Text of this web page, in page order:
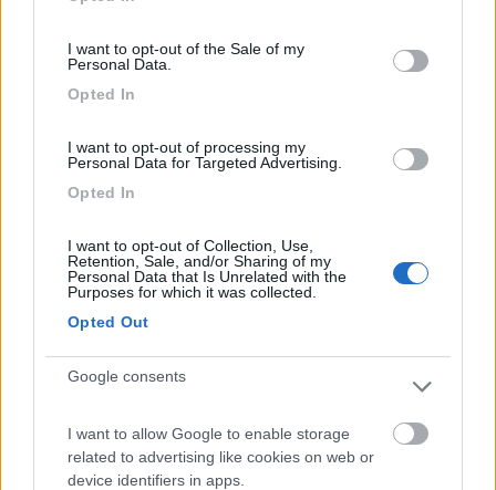
use your data for below specified purposes in below Google
I want to opt-out of the Sale of my
Personal Data.
Opted In
I want to opt-out of processing my
Personal Data for Targeted Advertising.
Opted In
I want to opt-out of Collection, Use,
Retention, Sale, and/or Sharing of my
Personal Data that Is Unrelated with the
Purposes for which it was collected.
Opted Out
Google consents
I want to allow Google to enable storage
related to advertising like cookies on web or
device identifiers in apps.
Anch’io avrei intenzione di fermarmi per una notte per poi visitare la città
un giorno solo, in seguito. Particolare importante il mio é un MH di 7,5 m.
Verosimilmente durante il ponte di S. Ambrogio. Graziie
Francia che quando viene a trovarmi parcheggia IKEA dentro
dietro a ingresso tranquillo fai una camminatina e prendi BUS
Lbor
604
Inserito il08/12/2023
In risposta al messaggio diex camionarodel22/11/2023alle15:04:41
ho un amicone di mia moglie TOSCANACCIO abitante da anni in Francia
tranquillo fai una camminatina e prendi BUS
Impossibile parcheggiare all’Ikea: a parte la sbarra che chiude